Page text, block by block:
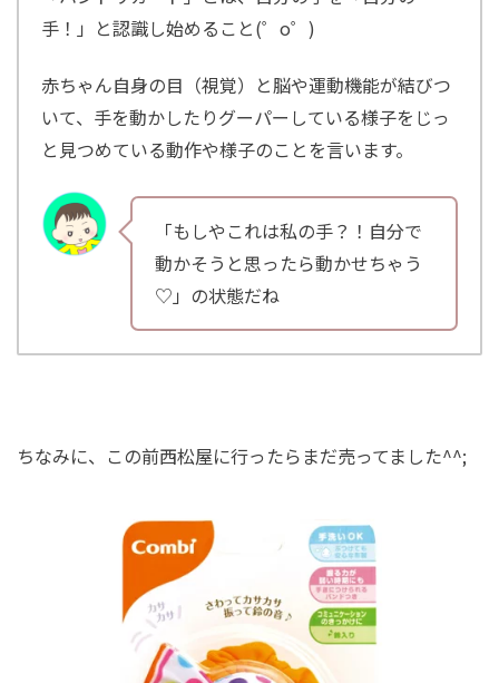
手！」と認識し始めること(゜o゜)
赤ちゃん自身の目（視覚）と脳や運動機能が結びつ
いて、手を動かしたりグーパーしている様子をじっ
と見つめている動作や様子のことを言います。
「もしやこれは私の手？！自分で
動かそうと思ったら動かせちゃう
♡」の状態だね
ちなみに、この前西松屋に行ったらまだ売ってました^^;